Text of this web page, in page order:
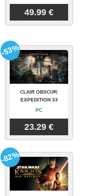
49.99 €
CLAIR OBSCUR:
EXPEDITION 33
PC
23.29 €
-53%
-82%